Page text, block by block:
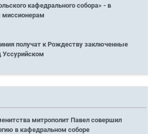
кафедрального собора» - в
получат к Рождеству заключенные
Уссурийском
митрополит Павел совершил
в кафедральном соборе